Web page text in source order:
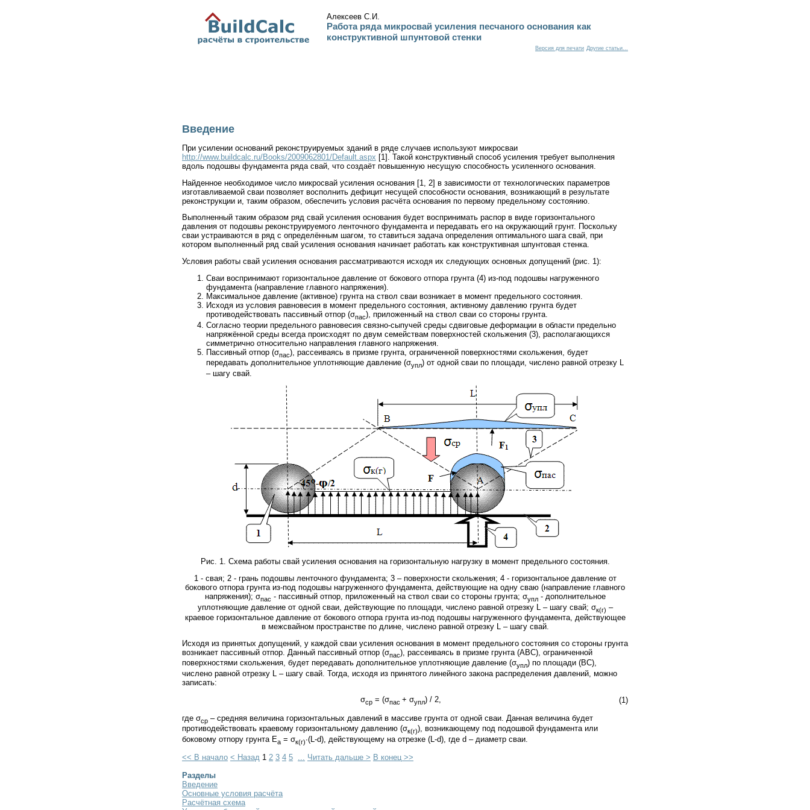
Алексеев С.И.
Работа ряда микросвай усиления песчаного основания как
конструктивной шпунтовой стенки
Версия для печати Другие статьи...
Введение
При усилении оснований реконструируемых зданий в ряде случаев используют микросваи
http://www.buildcalc.ru/Books/2009062801/Default.aspx [1]. Такой конструктивный способ усиления требует выполнения
вдоль подошвы фундамента ряда свай, что создаёт повышенную несущую способность усиленного основания.
Найденное необходимое число микросвай усиления основания [1, 2] в зависимости от технологических параметров
изготавливаемой сваи позволяет восполнить дефицит несущей способности основания, возникающий в результате
реконструкции и, таким образом, обеспечить условия расчёта основания по первому предельному состоянию.
Выполненный таким образом ряд свай усиления основания будет воспринимать распор в виде горизонтального
давления от подошвы реконструируемого ленточного фундамента и передавать его на окружающий грунт. Поскольку
сваи устраиваются в ряд с определённым шагом, то ставиться задача определения оптимального шага свай, при
котором выполненный ряд свай усиления основания начинает работать как конструктивная шпунтовая стенка.
Условия работы свай усиления основания рассматриваются исходя их следующих основных допущений (рис. 1):
Сваи воспринимают горизонтальное давление от бокового отпора грунта (4) из-под подошвы нагруженного
фундамента (направление главного напряжения).
Максимальное давление (активное) грунта на ствол сваи возникает в момент предельного состояния.
Исходя из условия равновесия в момент предельного состояния, активному давлению грунта будет
противодействовать пассивный отпор (σпас), приложенный на ствол сваи со стороны грунта.
Согласно теории предельного равновесия связно-сыпучей среды сдвиговые деформации в области предельно
напряжённой среды всегда происходят по двум семействам поверхностей скольжения (3), располагающихся
симметрично относительно направления главного напряжения.
Пассивный отпор (σпас), рассеиваясь в призме грунта, ограниченной поверхностями скольжения, будет
передавать дополнительное уплотняющие давление (σупл) от одной сваи по площади, числено равной отрезку L
– шагу свай.
Рис. 1. Схема работы свай усиления основания на горизонтальную нагрузку в момент предельного состояния.
1 - свая; 2 - грань подошвы ленточного фундамента; 3 – поверхности скольжения; 4 - горизонтальное давление от
бокового отпора грунта из-под подошвы нагруженного фундамента, действующие на одну сваю (направление главного
напряжения); σпас - пассивный отпор, приложенный на ствол сваи со стороны грунта; σупл- дополнительное
уплотняющие давление от одной сваи, действующие по площади, числено равной отрезку L – шагу свай; σк(г) –
краевое горизонтальное давление от бокового отпора грунта из-под подошвы нагруженного фундамента, действующее
в межсвайном пространстве по длине, числено равной отрезку L – шагу свай.
Исходя из принятых допущений, у каждой сваи усиления основания в момент предельного состояния со стороны грунта
возникает пассивный отпор. Данный пассивный отпор (σпас), рассеиваясь в призме грунта (АВС), ограниченной
поверхностями скольжения, будет передавать дополнительное уплотняющие давление (σупл) по площади (ВС),
числено равной отрезку L – шагу свай. Тогда, исходя из принятого линейного закона распределения давлений, можно
записать:
σср = (σпас + σупл) / 2,
(1)
где σср – средняя величина горизонтальных давлений в массиве грунта от одной сваи. Данная величина будет
противодействовать краевому горизонтальному давлению (σк(г)), возникающему под подошвой фундамента или
боковому отпору грунта Еа = σк(г)∙(L-d), действующему на отрезке (L-d), где d – диаметр сваи.
<< В начало < Назад 1 2 3 4 5 ... Читать дальше > В конец >>
Разделы
Введение
Основные условия расчёта
Расчётная схема